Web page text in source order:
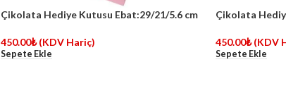
Çikolata Hediye Kutusu Ebat:29/21/5.6 cm
450.00₺ (KDV Hariç)
Sepete Ekle
Çikolata
450.00₺ (KDV
Sepete Ekle